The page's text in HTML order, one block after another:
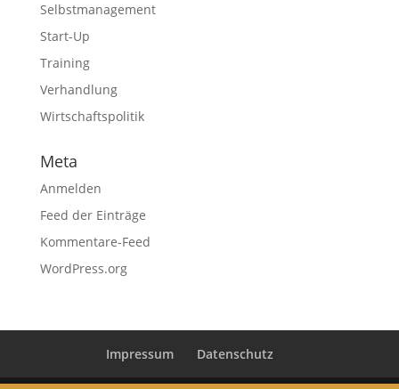
Selbstmanagement
Start-Up
Training
Verhandlung
Wirtschaftspolitik
Meta
Anmelden
Feed der Einträge
Kommentare-Feed
WordPress.org
Impressum Datenschutz